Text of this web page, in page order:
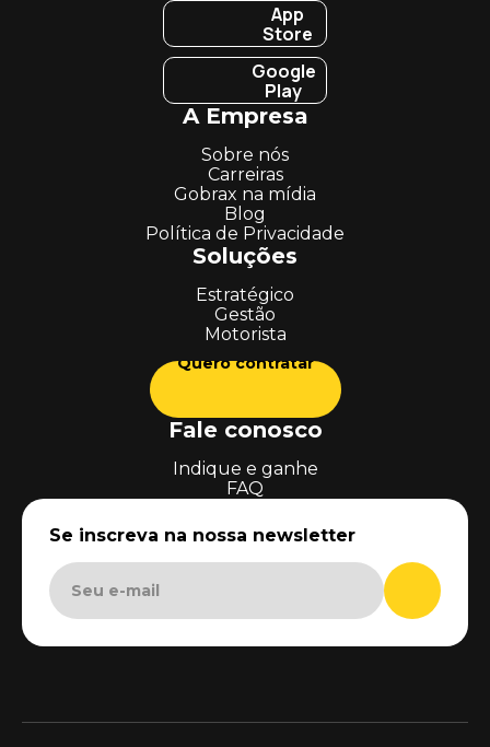
App
Store
Google
Play
A Empresa
Sobre nós
Carreiras
Gobrax na mídia
Blog
Política de Privacidade
Soluções
Estratégico
Gestão
Motorista
Quero contratar
Fale conosco
Indique e ganhe
FAQ
Se inscreva na nossa newsletter